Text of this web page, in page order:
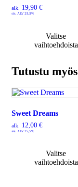
alk. 19,90 €
sis. ALV 25,5%
Valitse
vaihtoehdoista
Tutustu myös
Sweet Dreams
alk. 12,00 €
sis. ALV 25,5%
Valitse
vaihtoehdoista